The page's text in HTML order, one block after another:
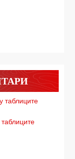
таблиците